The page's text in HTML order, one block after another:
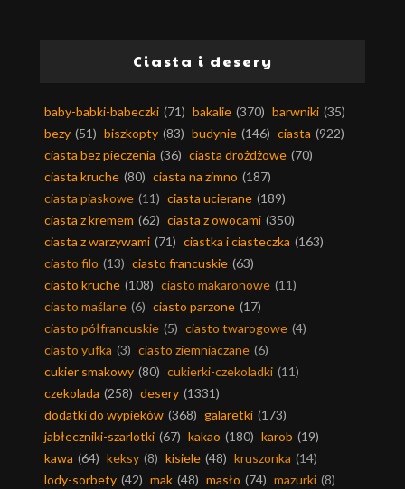
Ciasta i desery
baby-babki-babeczki (71) bakalie (370) barwniki (35)
bezy (51) biszkopty (83) budynie (146) ciasta (922)
ciasta bez pieczenia (36) ciasta drożdżowe (70)
ciasta kruche (80) ciasta na zimno (187)
ciasta piaskowe (11) ciasta ucierane (189)
ciasta z kremem (62) ciasta z owocami (350)
ciasta z warzywami (71) ciastka i ciasteczka (163)
ciasto filo (13) ciasto francuskie (63)
ciasto kruche (108) ciasto makaronowe (11)
ciasto maślane (6) ciasto parzone (17)
ciasto półfrancuskie (5) ciasto twarogowe (4)
ciasto yufka (3) ciasto ziemniaczane (6)
cukier smakowy (80) cukierki-czekoladki (11)
czekolada (258) desery (1331)
dodatki do wypieków (368) galaretki (173)
jabłeczniki-szarlotki (67) kakao (180) karob (19)
kawa (64) keksy (8) kisiele (48) kruszonka (14)
lody-sorbety (42) mak (48) masło (74) mazurki (8)